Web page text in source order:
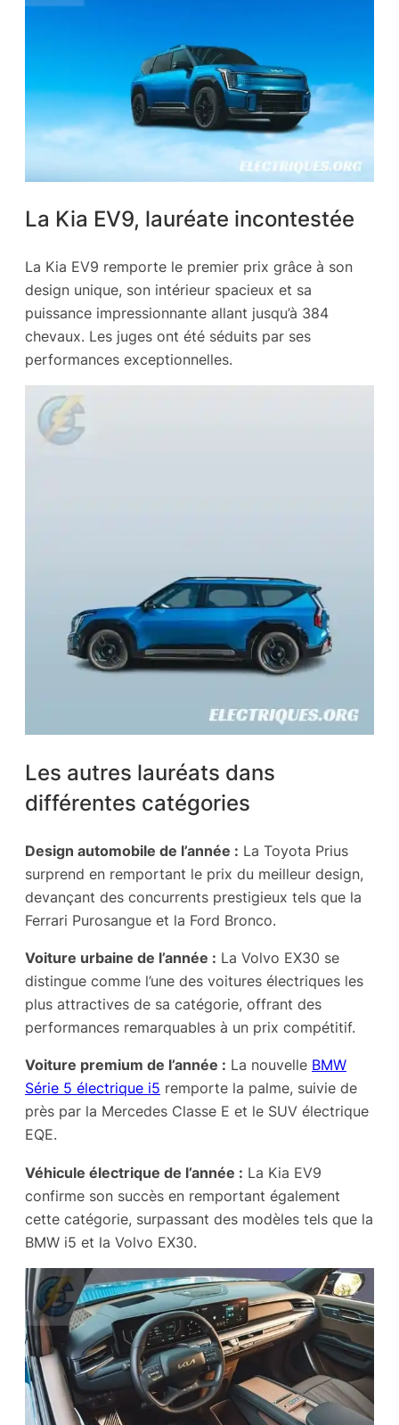
La Kia EV9, lauréate incontestée
La Kia EV9 remporte le premier prix grâce à son
design unique, son intérieur spacieux et sa
puissance impressionnante allant jusqu’à 384
chevaux. Les juges ont été séduits par ses
performances exceptionnelles.
Les autres lauréats dans
différentes catégories
Design automobile de l’année : La Toyota Prius
surprend en remportant le prix du meilleur design,
devançant des concurrents prestigieux tels que la
Ferrari Purosangue et la Ford Bronco.
Voiture urbaine de l’année : La Volvo EX30 se
distingue comme l’une des voitures électriques les
plus attractives de sa catégorie, offrant des
performances remarquables à un prix compétitif.
Voiture premium de l’année : La nouvelle BMW
Série 5 électrique i5 remporte la palme, suivie de
près par la Mercedes Classe E et le SUV électrique
EQE.
Véhicule électrique de l’année : La Kia EV9
confirme son succès en remportant également
cette catégorie, surpassant des modèles tels que la
BMW i5 et la Volvo EX30.